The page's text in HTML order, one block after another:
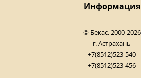
Информация
© Бекас, 2000-2026
г. Астрахань
+7(8512)523-540
+7(8512)523-456